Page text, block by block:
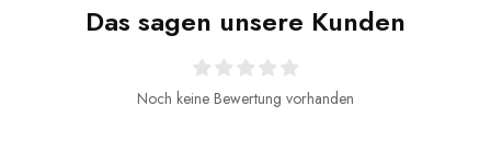
Das sagen unsere Kunden
Noch keine Bewertung vorhanden